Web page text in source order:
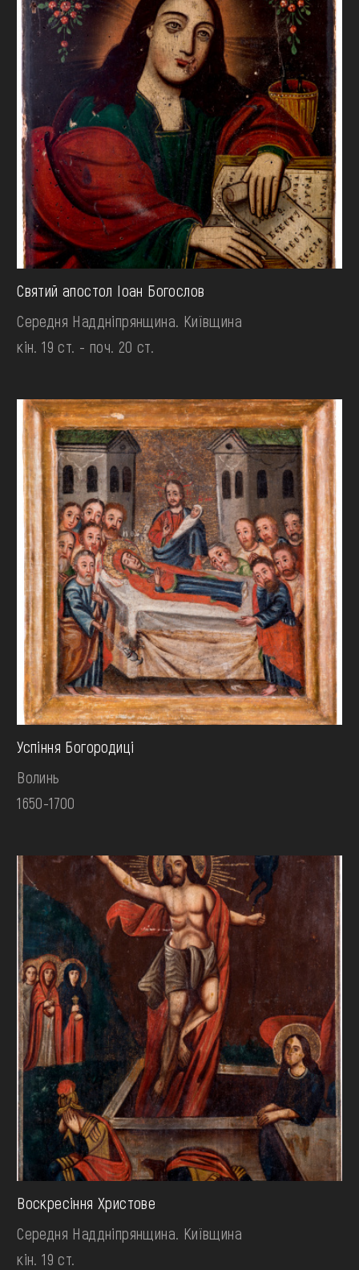
Святий апостол Іоан Богослов
Середня Наддніпрянщина. Київщина
кін. 19 ст. - поч. 20 ст.
Успіння Богородиці
Волинь
1650-1700
Воскресіння Христове
Середня Наддніпрянщина. Київщина
кін. 19 ст.